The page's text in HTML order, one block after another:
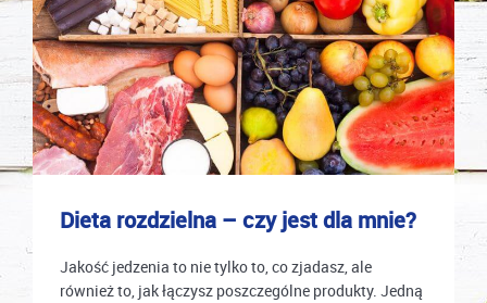
Dieta rozdzielna – czy jest dla mnie?
Jakość jedzenia to nie tylko to, co zjadasz, ale
również to, jak łączysz poszczególne produkty. Jedną